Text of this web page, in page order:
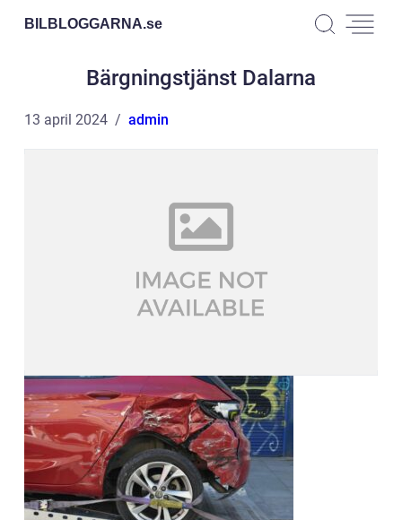
BILBLOGGARNA.se
Bärgningstjänst Dalarna
13 april 2024 admin